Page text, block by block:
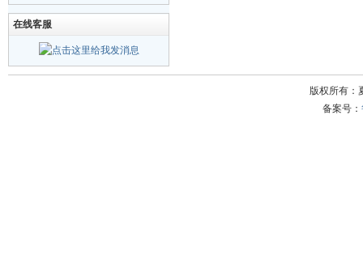
在线客服
版权所有：
备案号：